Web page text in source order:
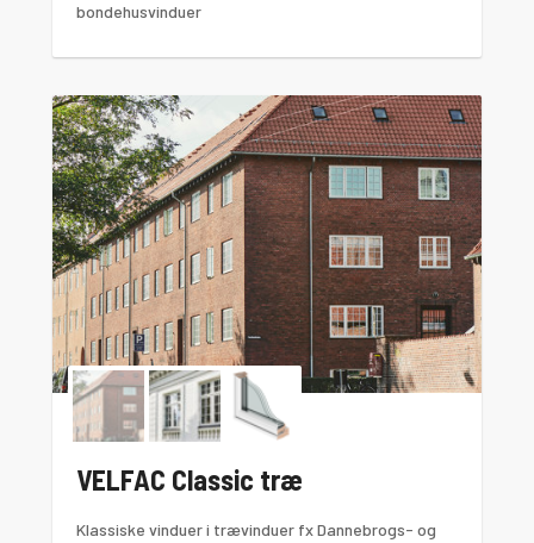
bondehusvinduer
VELFAC Classic træ
Klassiske vinduer i trævinduer fx Dannebrogs- og